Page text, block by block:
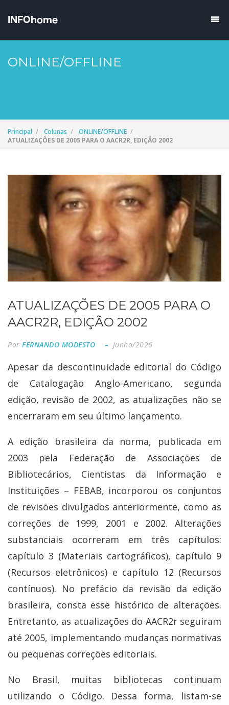
ONLINE/OFFLINE
Principal Colunas
ONLINE/OFFLINE
ATUALIZAÇÕES DE 2005 PARA O AACR2R, EDIÇÃO 2002
ATUALIZAÇÕES DE 2005 PARA O
AACR2R, EDIÇÃO 2002
Por FERNANDO MODESTO Junho/2026
Apesar da descontinuidade editorial do Código
de Catalogação Anglo-Americano, segunda
edição, revisão de 2002, as atualizações não se
encerraram em seu último lançamento.
A edição brasileira da norma, publicada em
2003 pela Federação de Associações de
Bibliotecários, Cientistas da Informação e
Instituições – FEBAB, incorporou os conjuntos
de revisões divulgados anteriormente, como as
correções de 1999, 2001 e 2002. Alterações
substanciais ocorreram em três capítulos:
capítulo 3 (Materiais cartográficos), capítulo 9
(Recursos eletrônicos) e capítulo 12 (Recursos
contínuos). No prefácio da revisão da edição
brasileira, consta esse histórico de alterações.
Entretanto, as atualizações do AACR2r seguiram
até 2005, implementando mudanças normativas
ou pequenas correções editoriais.
No Brasil, muitas bibliotecas continuam
utilizando o Código. Dessa forma, listam-se